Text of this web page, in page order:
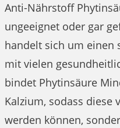
Anti-Nährstoff
ungeeignet oder gar
handelt sich um einen
mit vielen
bindet Phytinsäure
Kalzium, sodass
werden können,